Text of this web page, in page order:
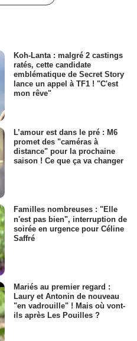
Koh-Lanta : malgré 2 castings
ratés, cette candidate
emblématique de Secret Story
lance un appel à TF1 ! "C'est
mon rêve"
L’amour est dans le pré : M6
promet des "caméras à
distance" pour la prochaine
saison ! Ce que ça va changer
Familles nombreuses : "Elle
n'est pas bien", interruption de
soirée en urgence pour Céline
Saffré
Mariés au premier regard :
Laury et Antonin de nouveau
"en vadrouille" ! Mais où vont-
ils après Les Pouilles ?